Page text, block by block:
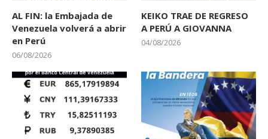
AL FIN: la Embajada de
Venezuela volverá a abrir
en Perú
06/08/2026
KEIKO TRAE DE REGRESO
A PERÚ A GIOVANNA
04/08/2026